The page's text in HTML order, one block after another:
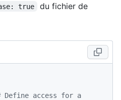
true
du fichier de
Define access for a